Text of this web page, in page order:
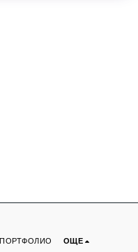
ПОРТФОЛИО ОЩЕ